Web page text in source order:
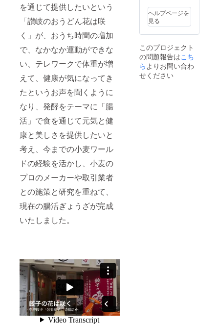
を通じて提供したいという
「讃岐のおうどん花は咲
く」が、おうち時間の増加
で、なかなか運動ができな
い、テレワークで体重が増
えて、健康が気になってき
たというお声を聞くように
なり、発酵をテーマに「腸
活」で食を通じて元気と健
康と美しさを提供したいと
考え、今までの小麦ワール
ドの経験を活かし、小麦の
プロのメーカーや取引業者
との施策と研究を重ねて、
現在の腸活ぎょうざが完成
いたしました。
券のお
得な
セット
です。
とテイ
クアウ
ト券の
有効期
限は
花は咲
く 中
目黒
店」 で
るお食
事券
50000
円分と
餃子の
ヘルプページを
見る
このプロジェクト
の問題報告はこち
らよりお問い合わ
せください